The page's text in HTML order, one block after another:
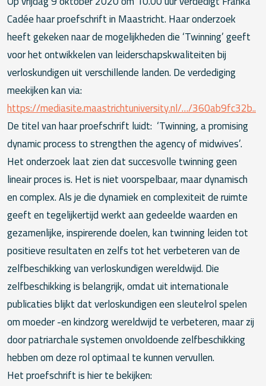
Cadée haar proefschrift in Maastricht. Haar onderzoek
heeft gekeken naar de mogelijkheden die ‘Twinning’ geeft
voor het ontwikkelen van leiderschapskwaliteiten bij
verloskundigen uit verschillende landen. De verdediging
meekijken kan via:
https://mediasite.maastrichtuniversity.nl/…/360ab9fc32b..
De titel van haar proefschrift luidt: ‘Twinning, a promising
dynamic process to strengthen the agency of midwives’.
Het onderzoek laat zien dat succesvolle twinning geen
lineair proces is. Het is niet voorspelbaar, maar dynamisch
en complex. Als je die dynamiek en complexiteit de ruimte
geeft en tegelijkertijd werkt aan gedeelde waarden en
gezamenlijke, inspirerende doelen, kan twinning leiden tot
positieve resultaten en zelfs tot het verbeteren van de
zelfbeschikking van verloskundigen wereldwijd. Die
zelfbeschikking is belangrijk, omdat uit internationale
publicaties blijkt dat verloskundigen een sleutelrol spelen
om moeder -en kindzorg wereldwijd te verbeteren, maar zij
door patriarchale systemen onvoldoende zelfbeschikking
hebben om deze rol optimaal te kunnen vervullen.
Het proefschrift is hier te bekijken: